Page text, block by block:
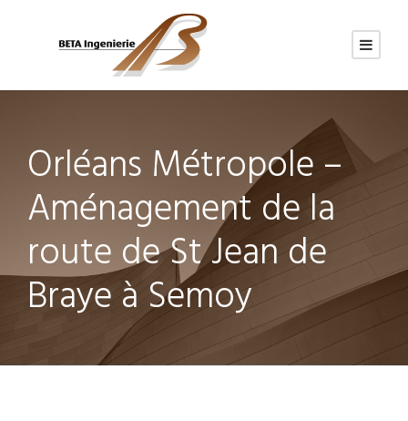
Orléans Métropole –
Aménagement de la
route de St Jean de
Braye à Semoy